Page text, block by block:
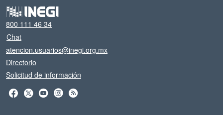
800 111 46 34
Chat
atencion.usuarios@inegi.org.mx
Directorio
Solicitud de información